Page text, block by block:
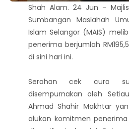
Shah Alam. 24 Jun –
Sumbangan Maslahah
Islam Selangor (MAIS)
penerima berjumlah
di sini hari ini.
Serahan cek cura
disempurnakan oleh
Ahmad Shahir Makhtar
alukan komitmen